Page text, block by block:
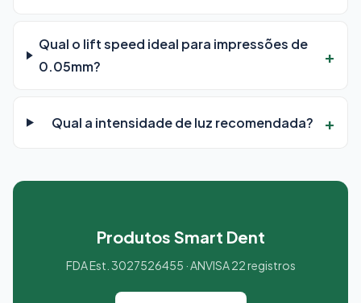
Qual o lift speed ideal para impressões de
0.05mm?
Qual a intensidade de luz recomendada?
Produtos Smart Dent
FDA Est. 3027526455 · ANVISA 22 registros